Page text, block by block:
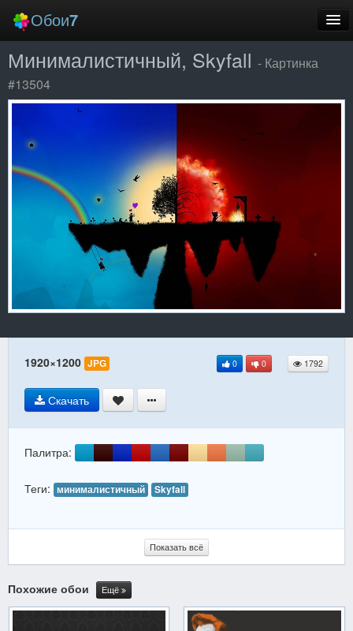
Обои7
Новые
Лучшие
Случайные
Заставки
Минималистичный, Skyfall - Картинка
#13504
1920×1200 JPG 0 0 1792
Скачать
Палитра:
Теги: минималистичный Skyfall
Показать всё
Похожие обои Ещё